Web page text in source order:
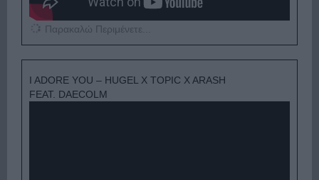
Παρακαλώ Περιμένετε...
I ADORE YOU – HUGEL X TOPIC X ARASH
FEAT. DAECOLM